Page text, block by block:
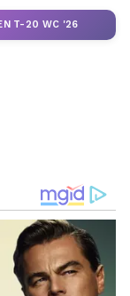
ಪ್ರೇಕ್ಷಕರು
ಮೆಕ್ಸಿಕೋ
T-20 WC '26